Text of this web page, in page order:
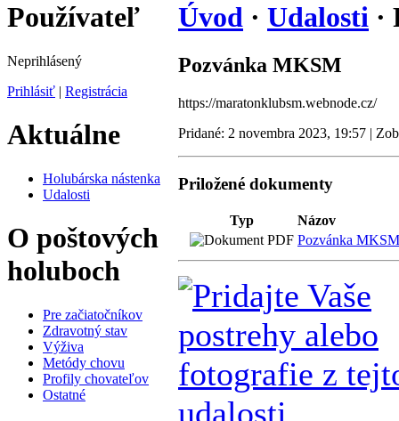
Používateľ
Neprihlásený
Prihlásiť | Registrácia
Aktuálne
Holubárska nástenka
Udalosti
O poštových
holuboch
Pre začiatočníkov
Zdravotný stav
Výživa
Metódy chovu
Profily chovateľov
Ostatné
Úvod · Udalosti ·
Pozvánka MKSM
https://maratonklubsm.webnode.cz/
Pridané: 2 novembra 2023, 19:57 |
Priložené dokumenty
Typ
Názov
Pozvánka MKSM